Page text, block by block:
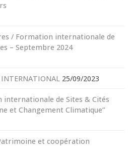
/ Formation internationale de
– Septembre 2024
25/09/2023
internationale de Sites & Cités
et Changement Climatique”
et coopération